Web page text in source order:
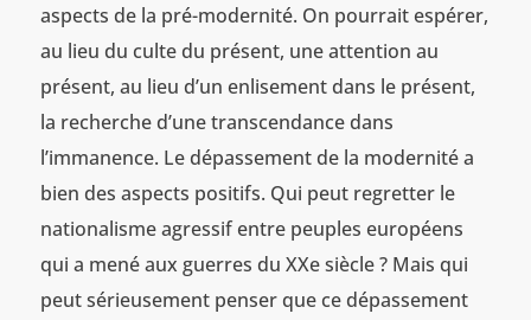
aspects de la pré-modernité. On pourrait espérer,
au lieu du culte du présent, une attention au
présent, au lieu d’un enlisement dans le présent,
la recherche d’une transcendance dans
l’immanence. Le dépassement de la modernité a
bien des aspects positifs. Qui peut regretter le
nationalisme agressif entre peuples européens
qui a mené aux guerres du XXe siècle ? Mais qui
peut sérieusement penser que ce dépassement